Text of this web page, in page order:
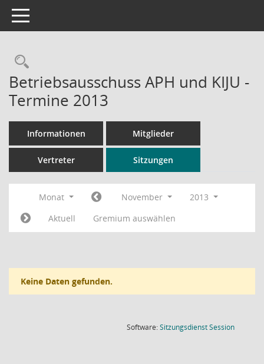
Toggle navigation
Rechercheauswahl
Betriebsausschuss APH und KIJU -
Termine 2013
Informationen Mitglieder
Vertreter Sitzungen
Monat November
2013
Aktuell
Gremium auswählen
Keine Daten gefunden.
Software:SitzungsdienstSession(Wird in